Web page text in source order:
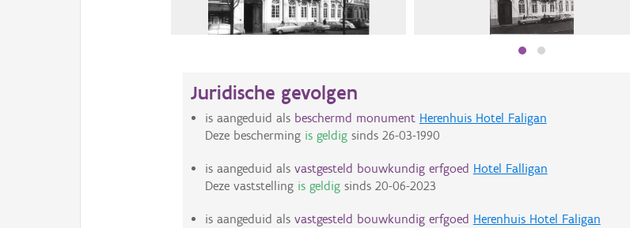
Juridische gevolgen
is aangeduid als beschermd monument Herenhuis Hotel Faligan
Deze bescherming is geldigsinds 26-03-1990
is aangeduid als vastgesteld bouwkundig erfgoed Hotel Falligan
Deze vaststelling is geldigsinds 20-06-2023
is aangeduid als vastgesteld bouwkundig erfgoed Herenhuis Hotel Faligan